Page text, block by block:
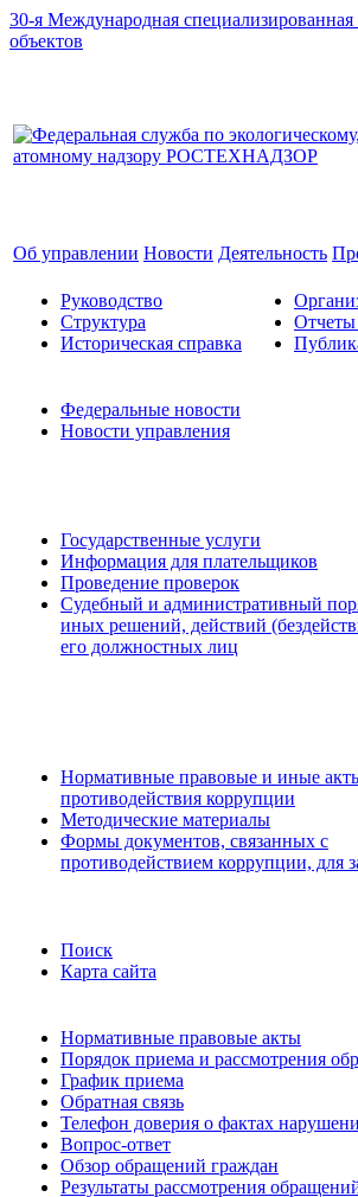
30-я Международная
объектов
Об управлении Новости Деятельность
Руководство
Структура
Историческая справка
Отчеты
Федеральные новости
Новости управления
Государственные услуги
Информация для плательщиков
Проведение проверок
Судебный и административный
иных решений, действий
его должностных лиц
Нормативные правовые и иные
противодействия коррупции
Методические материалы
Формы документов, связанных с
противодействием коррупции, для
Поиск
Карта сайта
Нормативные правовые акты
Порядок приема и рассмотрения
График приема
Обратная связь
Телефон доверия о фактах
Вопрос-ответ
Обзор обращений граждан
Результаты рассмотрения